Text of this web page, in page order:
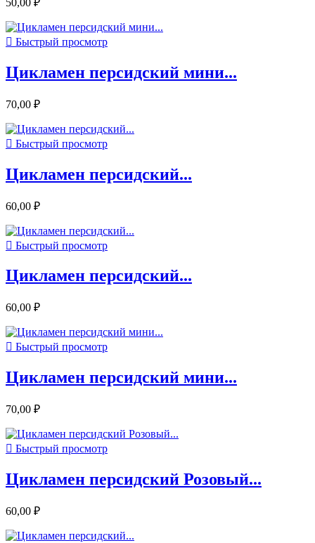
 Быстрый просмотр
Цикламен персидский мини...
70,00 ₽
 Быстрый просмотр
Цикламен персидский...
60,00 ₽
 Быстрый просмотр
Цикламен персидский...
60,00 ₽
 Быстрый просмотр
Цикламен персидский мини...
70,00 ₽
 Быстрый просмотр
Цикламен персидский Розовый...
60,00 ₽